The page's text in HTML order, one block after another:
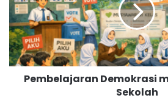
a
n
M
A
N
e
l
a
j
a
Pembelajaran Demokrasi
Sekolah